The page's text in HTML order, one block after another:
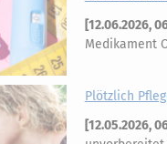
[12.06.2026,
Medikament
Plötzlich
[12.05.2026,